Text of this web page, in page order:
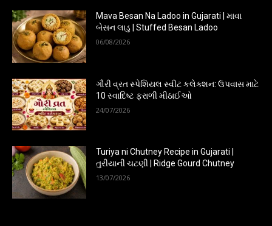
Mava Besan Na Ladoo in Gujarati | માવા
બેસન લાડુ | Stuffed Besan Ladoo
06/08/2026
ગૌરી વ્રત સ્પેશિયલ સ્વીટ કલેક્શન: ઉપવાસ માટે
10 સ્વાદિષ્ટ ફરાળી મીઠાઈઓ
24/07/2026
Turiya ni Chutney Recipe in Gujarati |
તુરીયાની ચટણી | Ridge Gourd Chutney
13/07/2026